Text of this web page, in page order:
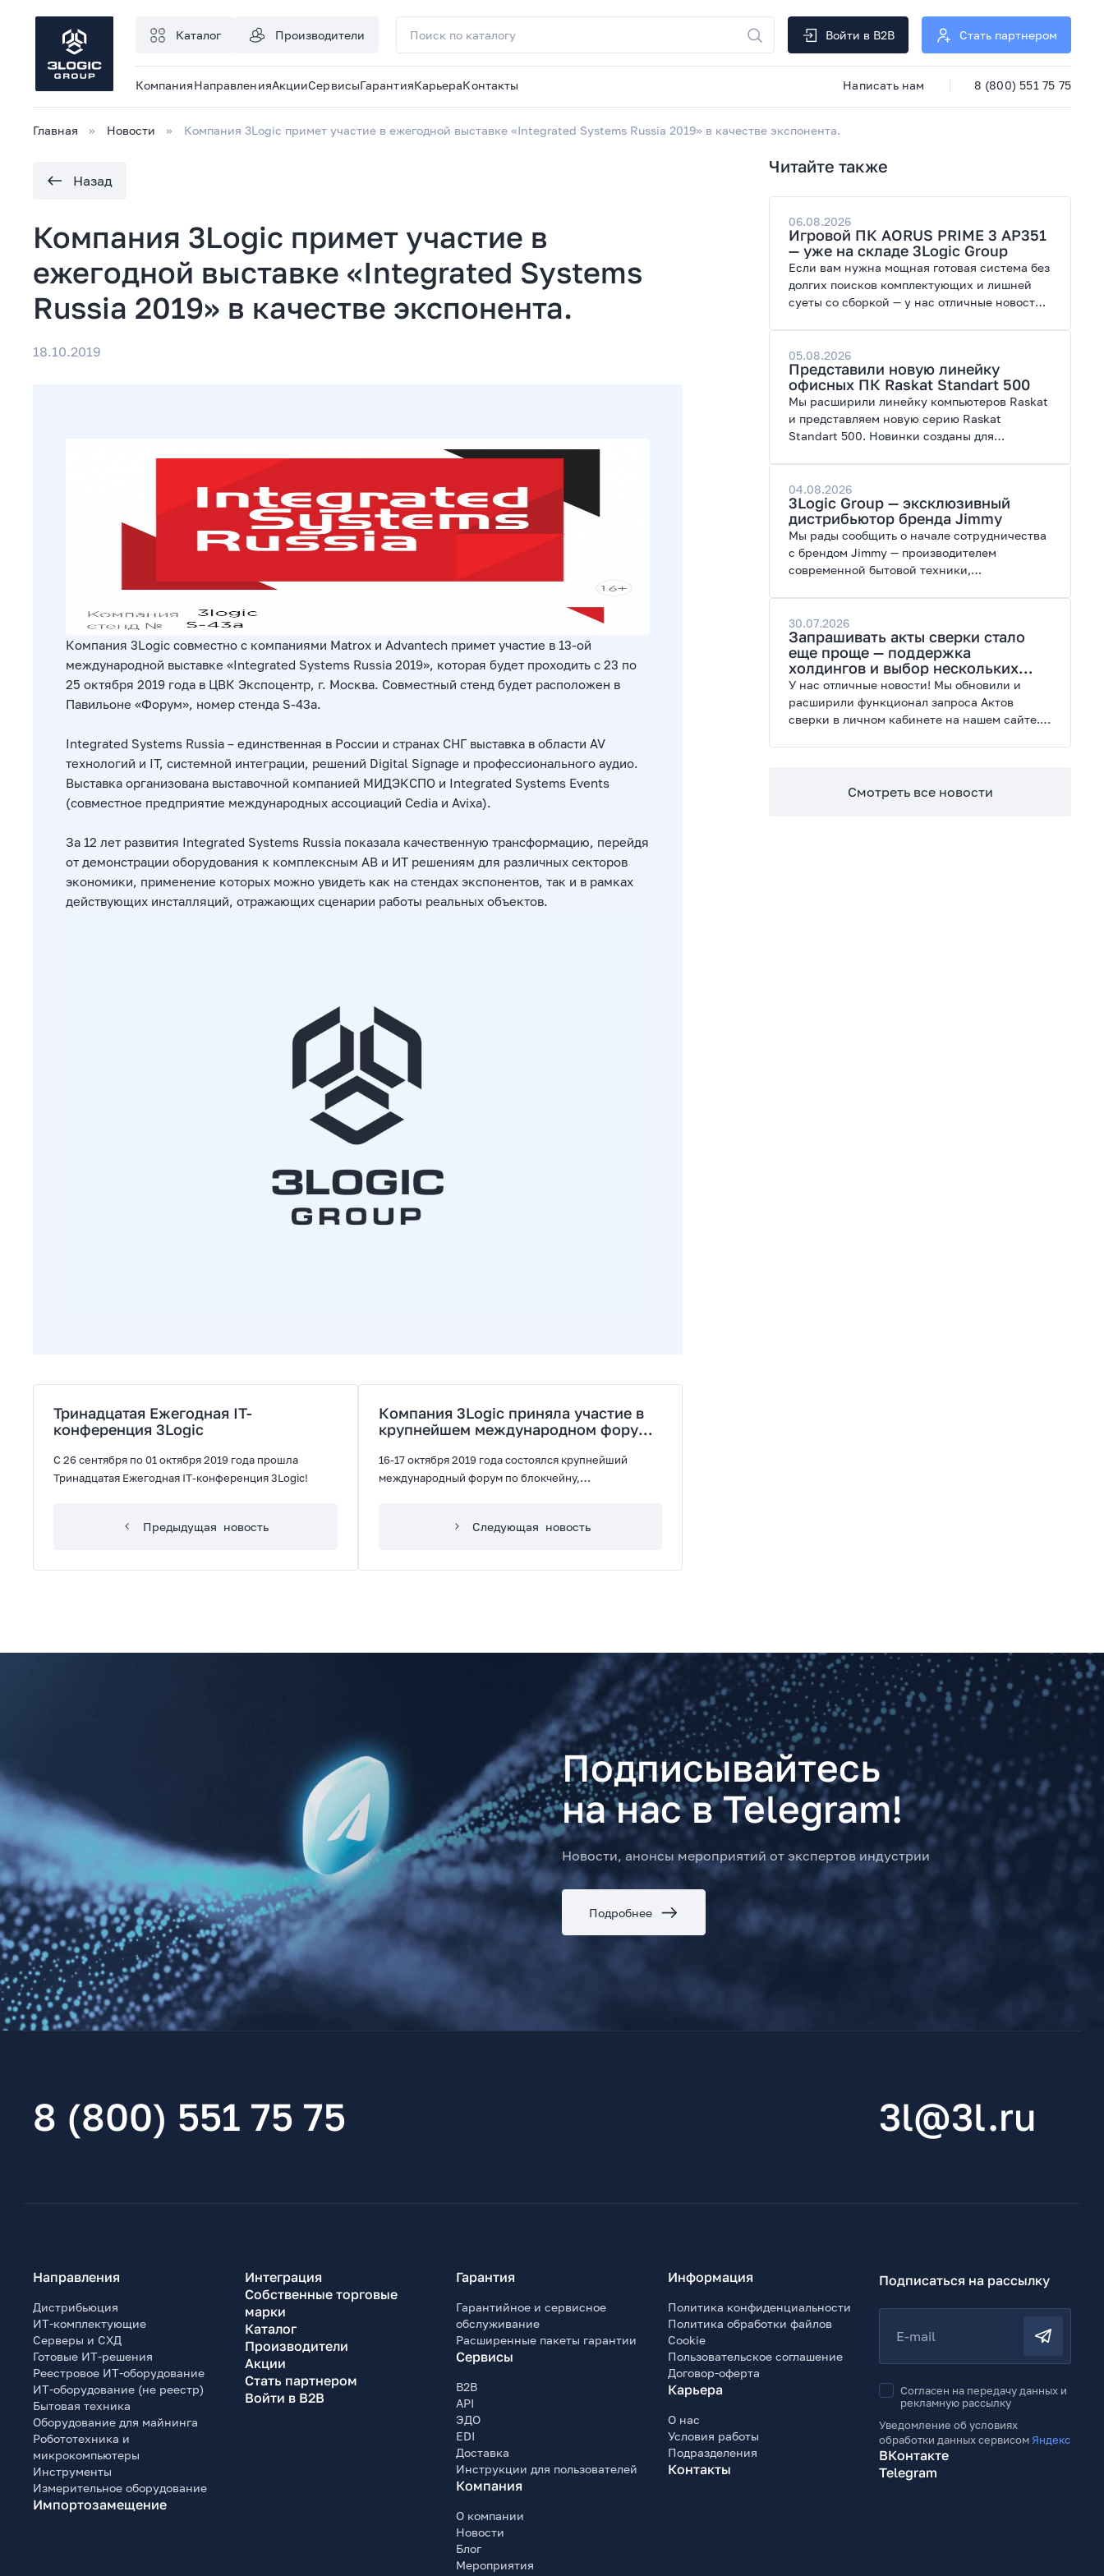
Каталог Производители Войти в B2B Стать партнером
КомпанияНаправленияАкцииСервисыГарантияКарьераКонтакты Написать нам 8 (800) 551 75 75
Главная Новости Компания 3Logic примет участие в ежегодной выставке «Integrated Systems Russia 2019» в качестве экспонента.
Назад
Компания 3Logic примет участие в
ежегодной выставке «Integrated Systems
Russia 2019» в качестве экспонента.
18.10.2019
Компания 3Logic совместно с компаниями Matrox и Advantech примет участие в 13-ой
международной выставке «Integrated Systems Russia 2019», которая будет проходить с 23 по
25 октября 2019 года в ЦВК Экспоцентр, г. Москва. Совместный стенд будет расположен в
Павильоне «Форум», номер стенда S-43a.
Integrated Systems Russia – единственная в России и странах СНГ выставка в области AV
технологий и IT, системной интеграции, решений Digital Signage и профессионального аудио.
Выставка организована выставочной компанией МИДЭКСПО и Integrated Systems Events
(совместное предприятие международных ассоциаций Cedia и Avixa).
За 12 лет развития Integrated Systems Russia показала качественную трансформацию, перейдя
от демонстрации оборудования к комплексным АВ и ИТ решениям для различных секторов
экономики, применение которых можно увидеть как на стендах экспонентов, так и в рамках
действующих инсталляций, отражающих сценарии работы реальных объектов.
Тринадцатая Ежегодная IT-
конференция 3Logic
С 26 сентября по 01 октября 2019 года прошла
Тринадцатая Ежегодная IT-конференция 3Logic!
Предыдущая новость
Компания 3Logic приняла участие в
крупнейшем международном форуме
16-17 октября 2019 года состоялся крупнейший
международный форум по блокчейну,
Следующая новость
Читайте также
06.08.2026
Игровой ПК AORUS PRIME 3 AP351
— уже на складе 3Logic Group
Если вам нужна мощная готовая система без
долгих поисков комплектующих и лишней
суеты со сборкой — у нас отличные новости.
графических нагрузок, современных игр и
работы с нейросетями.
05.08.2026
Представили новую линейку
офисных ПК Raskat Standart 500
Мы расширили линейку компьютеров Raskat
и представляем новую серию Raskat
Standart 500. Новинки созданы для
энергоэффективность и широкие
возможности модернизации.
04.08.2026
3Logic Group — эксклюзивный
дистрибьютор бренда Jimmy
Мы рады сообщить о начале сотрудничества
с брендом Jimmy — производителем
современной бытовой техники,
30.07.2026
Запрашивать акты сверки стало
еще проще — поддержка
холдингов и выбор нескольких
периодов
У нас отличные новости! Мы обновили и
расширили функционал запроса Актов
сверки в личном кабинете на нашем сайте.
Смотреть все новости
Подписывайтесь
на нас в Telegram!
Новости, анонсы мероприятий от экспертов индустрии
Подробнее
8 (800) 551 75 75 3l@3l.ru
Направления
Дистрибьюция
ИТ-комплектующие
Серверы и СХД
Готовые ИТ-решения
Реестровое ИТ-оборудование
ИТ-оборудование (не реестр)
Бытовая техника
Оборудование для майнинга
Робототехника и
микрокомпьютеры
Инструменты
Измерительное оборудование
Импортозамещение
Интеграция
Собственные торговые
марки
Каталог
Производители
Акции
Стать партнером
Войти в B2B
Гарантия
Гарантийное и сервисное
обслуживание
Расширенные пакеты гарантии
Сервисы
B2B
API
ЭДО
EDI
Доставка
Инструкции для пользователей
Компания
О компании
Новости
Блог
Мероприятия
Информация
Политика конфиденциальности
Политика обработки файлов
Cookie
Пользовательское соглашение
Договор-оферта
Карьера
О нас
Условия работы
Подразделения
Контакты
Подписаться на рассылку
E-mail
Согласен на передачу данных и
рекламную рассылку
Уведомление об условиях
обработки данных сервисом Яндекс
ВКонтакте
Telegram